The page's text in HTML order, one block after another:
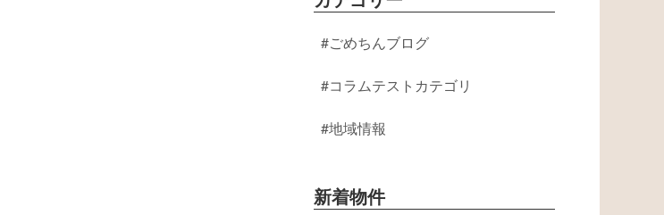
ごめちんブログ
コラムテストカテゴリ
地域情報
新着物件